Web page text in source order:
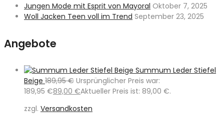
Jungen Mode mit Esprit von Mayoral Oktober 7, 2025
Woll Jacken Teen voll im Trend September 23, 2025
Angebote
Summum Leder Stiefel
Beige 189,95€ Ursprünglicher Preis war:
189,95 €89,00 €Aktueller Preis ist: 89,00 €.
zzgl. Versandkosten